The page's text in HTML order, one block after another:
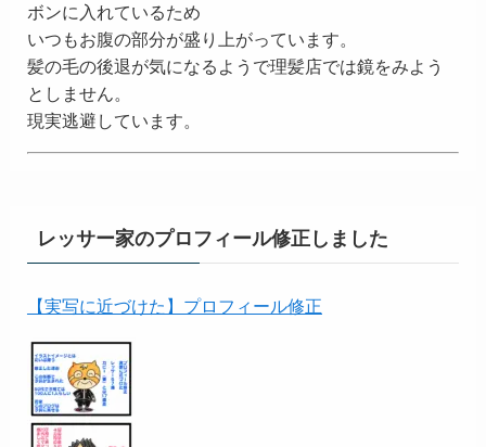
ボンに入れているため
いつもお腹の部分が盛り上がっています。
髪の毛の後退が気になるようで理髪店では鏡をみよう
としません。
現実逃避しています。
レッサー家のプロフィール修正しました
【実写に近づけた】プロフィール修正